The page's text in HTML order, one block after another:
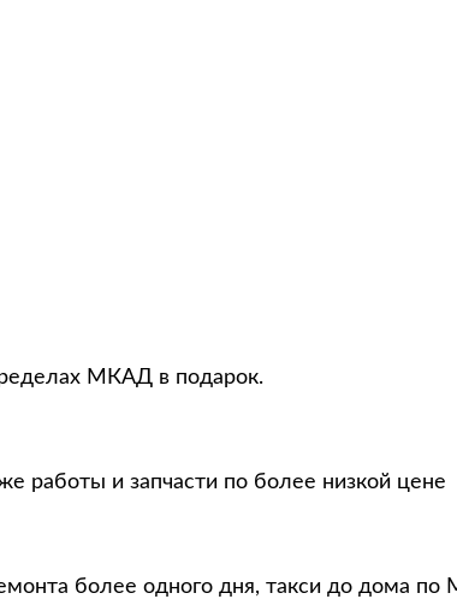
МКАД в подарок.
работы и запчасти по более низкой цене
более одного дня, такси до дома по